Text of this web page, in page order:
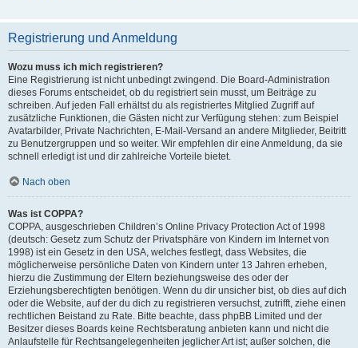
Registrierung und Anmeldung
Wozu muss ich mich registrieren?
Eine Registrierung ist nicht unbedingt zwingend. Die Board-Administration
dieses Forums entscheidet, ob du registriert sein musst, um Beiträge zu
schreiben. Auf jeden Fall erhältst du als registriertes Mitglied Zugriff auf
zusätzliche Funktionen, die Gästen nicht zur Verfügung stehen: zum Beispiel
Avatarbilder, Private Nachrichten, E-Mail-Versand an andere Mitglieder, Beitritt
zu Benutzergruppen und so weiter. Wir empfehlen dir eine Anmeldung, da sie
schnell erledigt ist und dir zahlreiche Vorteile bietet.
Nach oben
Was ist COPPA?
COPPA, ausgeschrieben Children’s Online Privacy Protection Act of 1998
(deutsch: Gesetz zum Schutz der Privatsphäre von Kindern im Internet von
1998) ist ein Gesetz in den USA, welches festlegt, dass Websites, die
möglicherweise persönliche Daten von Kindern unter 13 Jahren erheben,
hierzu die Zustimmung der Eltern beziehungsweise des oder der
Erziehungsberechtigten benötigen. Wenn du dir unsicher bist, ob dies auf dich
oder die Website, auf der du dich zu registrieren versuchst, zutrifft, ziehe einen
rechtlichen Beistand zu Rate. Bitte beachte, dass phpBB Limited und der
Besitzer dieses Boards keine Rechtsberatung anbieten kann und nicht die
Anlaufstelle für Rechtsangelegenheiten jeglicher Art ist; außer solchen, die